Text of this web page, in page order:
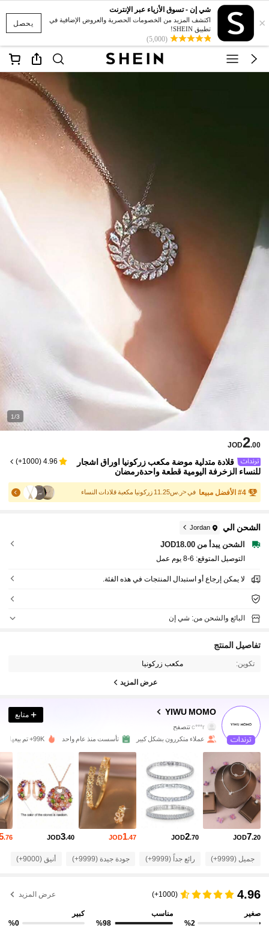
يحصل ×
شي إن - تسوق الأزياء عبر الإنترنت
اكتشف المزيد من الخصومات الحصرية والعروض الإضافية في
تطبيق SHEIN!
(5,000)
1/3
JOD2.00
قلادة متدلية موضة مكعب زركونيا اوراق اشجار
للنساء الزخرفة اليومية قطعة واحدةرمضان
4.96
(
1000+
)
#4 الأفضل مبيعا في <ر.س11.25 زركونيا مكعبة قلادات النساء
الشحن الي Jordan
الشحن يبدأ من JOD18.00
التوصيل المتوقع: 6-8 يوم عمل
لا يمكن إرجاع أو استبدال المنتجات في هذه الفئة.
البائع والشحن من: شي إن
تفاصيل المنتج
تكوين: مكعب زركونيا
عرض المزيد
YIWU MOMO
c***rتتصفح
4.92
4.92
4.92 60K متابعون
4.92 60K متابعون
متابع
عملاء متكررون بشكل كبير تأسست منذ عام واحد 99K+ تم بيعها مؤخرًا
JOD7.20
JOD2.70
JOD1.47
JOD3.40
.76
جميل (9999+) رائع جداً (9999+) جودة جيدة (9999+) أنيق (9000+)
4.96
(1000+) عرض المزيد
صغير
%2
مناسب
%98
كبير
%0